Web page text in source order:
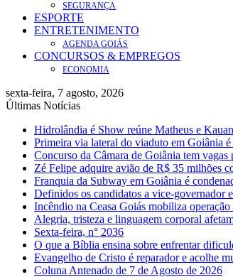
SEGURANÇA
ESPORTE
ENTRETENIMENTO
AGENDA GOIÁS
CONCURSOS & EMPREGOS
ECONOMIA
sexta-feira, 7 agosto, 2026
Últimas Notícias
Hidrolândia é Show reúne Matheus e
Primeira via lateral do viaduto em Goiânia
Concurso da Câmara de Goiânia tem vagas
Zé Felipe adquire avião de R$ 35 milhões
Franquia da Subway em Goiânia é
Definidos os candidatos a vice-governador
Incêndio na Ceasa Goiás mobiliza
Alegria, tristeza e linguagem corporal
Sexta-feira, n° 2036
O que a Bíblia ensina sobre enfrentar
Evangelho de Cristo é reparador e acolhe
Coluna Antenado de 7 de Agosto de 2026